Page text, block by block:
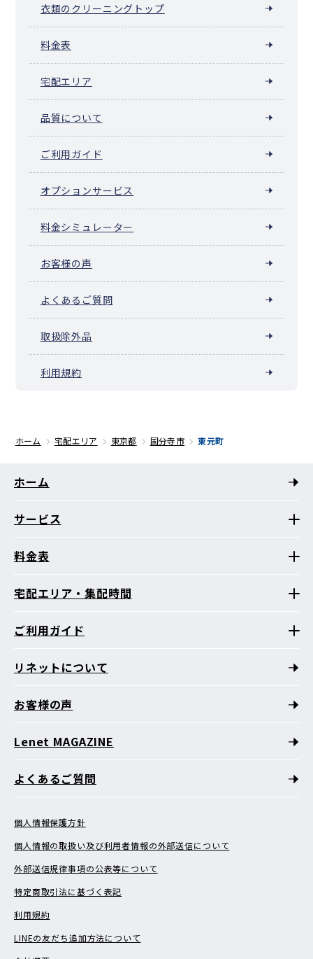
衣類のクリーニングトップ
料金表
宅配エリア
品質について
ご利用ガイド
オプションサービス
料金シミュレーター
お客様の声
よくあるご質問
取扱除外品
利用規約
ホーム 宅配エリア 東京都 国分寺市 東元町
ホーム
サービス
料金表
宅配エリア・集配時間
ご利用ガイド
リネットについて
お客様の声
Lenet MAGAZINE
よくあるご質問
個人情報保護方針
個人情報の取扱い及び利用者情報の外部送信について
外部送信規律事項の公表等について
特定商取引法に基づく表記
利用規約
LINEの友だち追加方法について